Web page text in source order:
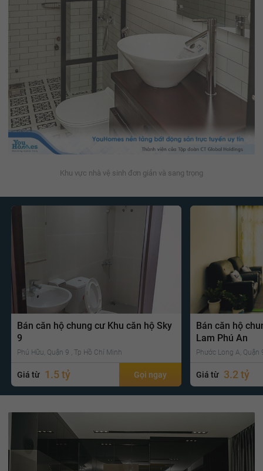
Khu vực nhà vệ sinh đơn giản và sang trọng
Bán căn hộ chung cư Khu căn hộ Sky
9
Phú Hữu, Quận 9 , Tp Hồ Chí Minh
Giá từ 1.5 tỷ Gọi ngay
Bán căn hộ
Lam Phú An
Phước Long A, Quận
Giá từ 3.2 tỷ